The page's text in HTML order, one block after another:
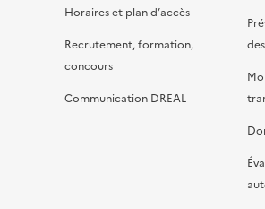
Horaires et plan d’accès
Recrutement, formation,
concours
Communication DREAL